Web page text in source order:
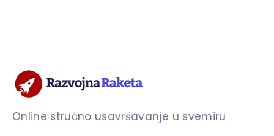
Online stručno usavršavanje u svemiru